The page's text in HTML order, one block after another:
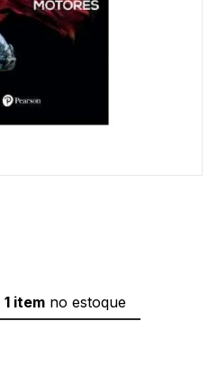
1 item no estoque